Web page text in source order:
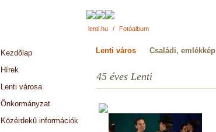
lenti.hu / Fotóalbum
Kezdõlap
Hírek
Lenti városa
Önkormányzat
Közérdekû információk
Lenti város Családi, emlékkép
45 éves Lenti